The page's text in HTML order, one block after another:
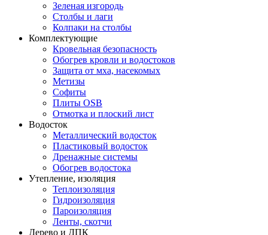
Зеленая изгородь
Столбы и лаги
Колпаки на столбы
Комплектующие
Кровельная безопасность
Обогрев кровли и водостоков
Защита от мха, насекомых
Метизы
Софиты
Плиты OSB
Отмотка и плоский лист
Водосток
Металлический водосток
Пластиковый водосток
Дренажные системы
Обогрев водостока
Утепление, изоляция
Теплоизоляция
Гидроизоляция
Пароизоляция
Ленты, скотчи
Дерево и ДПК